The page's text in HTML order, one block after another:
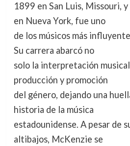
1899 en San Luis, Missouri,
en Nueva York, fue uno
de los músicos más
Su carrera abarcó no
solo la interpretación
producción y promoción
del género, dejando una
historia de la música
estadounidense. A pesar de
altibajos, McKenzie se